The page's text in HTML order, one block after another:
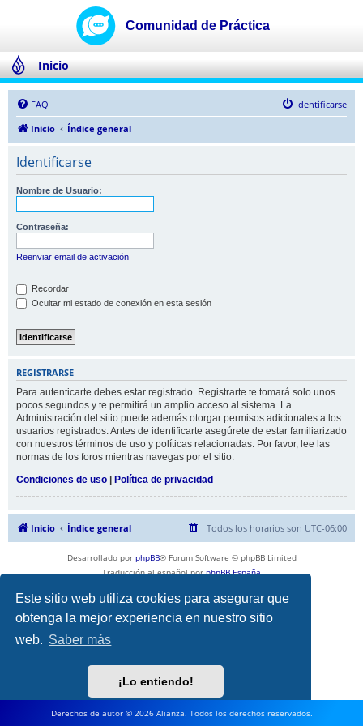
Este sitio web utiliza cookies para asegurar que
obtenga la mejor experiencia en nuestro sitio
web. Saber más
¡Lo entiendo!
Inicio
FAQ
Identificarse
Inicio
Índice general
Identificarse
Nombre de Usuario:
Contraseña:
Reenviar email de activación
Recordar
Ocultar mi estado de conexión en esta sesión
REGISTRARSE
Para autenticarte debes estar registrado. Registrarte te tomará solo unos
pocos segundos y te permitirá un amplio acceso al sistema. La
Administración del sitio puede además otorgar permisos adicionales a los
usuarios registrados. Antes de identificarte asegúrete de estar familiarizado
con nuestros términos de uso y políticas relacionadas. Por favor, lee las
normas de los foros mientras navegas por el sitio.
Condiciones de uso | Política de privacidad
Inicio Índice general Todos los horarios son UTC-06:00
Desarrollado por phpBB® Forum Software © phpBB Limited
Traducción al español porphpBB España
Derechos de autor © 2026 Alianza. Todos los derechos reservados.